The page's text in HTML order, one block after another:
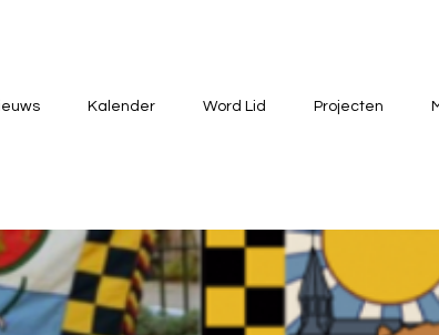
Kalender Word Lid Projecten